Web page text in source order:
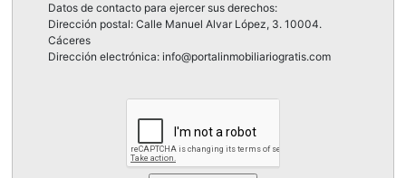
Datos de contacto para ejercer sus derechos:
Dirección postal: Calle Manuel Alvar López, 3. 10004.
Cáceres
Dirección electrónica: info@portalinmobiliariogratis.com